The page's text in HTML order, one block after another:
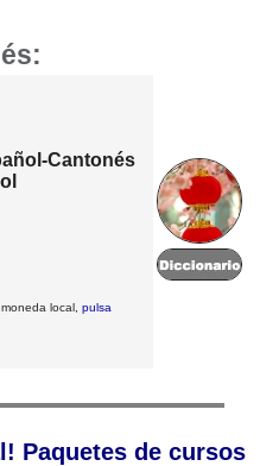
Cantonés
local, pulsa
Paquetes de cursos